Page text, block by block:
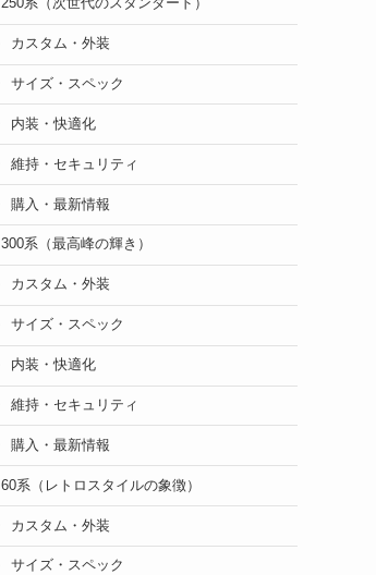
250系（次世代のスタンダード）
カスタム・外装
サイズ・スペック
内装・快適化
維持・セキュリティ
購入・最新情報
300系（最高峰の輝き）
カスタム・外装
サイズ・スペック
内装・快適化
維持・セキュリティ
購入・最新情報
60系（レトロスタイルの象徴）
カスタム・外装
サイズ・スペック